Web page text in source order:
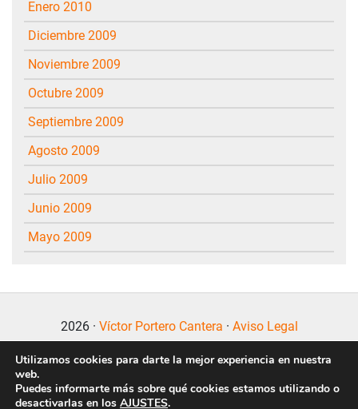
enero 2010
diciembre 2009
noviembre 2009
octubre 2009
septiembre 2009
agosto 2009
julio 2009
junio 2009
mayo 2009
2026 · Víctor Portero Cantera · Aviso Legal
Utilizamos cookies para darte la mejor experiencia en nuestra
web.
Puedes informarte más sobre qué cookies estamos utilizando o
desactivarlas en los AJUSTES.